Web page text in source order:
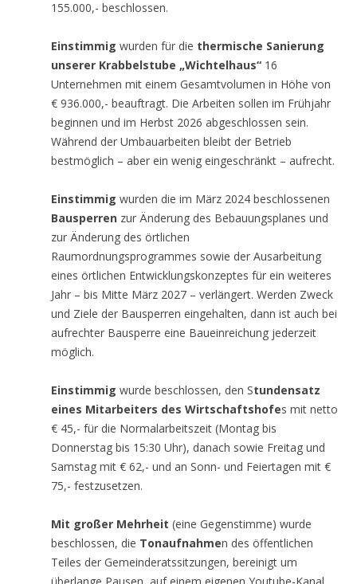
155.000,- beschlossen.
Einstimmig wurden für die thermische Sanierung
unserer Krabbelstube „Wichtelhaus“ 16
Unternehmen mit einem Gesamtvolumen in Höhe von
€ 936.000,- beauftragt. Die Arbeiten sollen im Frühjahr
beginnen und im Herbst 2026 abgeschlossen sein.
Während der Umbauarbeiten bleibt der Betrieb
bestmöglich – aber ein wenig eingeschränkt – aufrecht.
Einstimmig wurden die im März 2024 beschlossenen
Bausperren zur Änderung des Bebauungsplanes und
zur Änderung des örtlichen
Raumordnungsprogrammes sowie der Ausarbeitung
eines örtlichen Entwicklungskonzeptes für ein weiteres
Jahr – bis Mitte März 2027 – verlängert. Werden Zweck
und Ziele der Bausperren eingehalten, dann ist auch bei
aufrechter Bausperre eine Baueinreichung jederzeit
möglich.
Einstimmig wurde beschlossen, den Stundensatz
eines Mitarbeiters des Wirtschaftshofes mit netto
€ 45,- für die Normalarbeitszeit (Montag bis
Donnerstag bis 15:30 Uhr), danach sowie Freitag und
Samstag mit € 62,- und an Sonn- und Feiertagen mit €
75,- festzusetzen.
Mit großer Mehrheit (eine Gegenstimme) wurde
beschlossen, die Tonaufnahmen des öffentlichen
Teiles der Gemeinderatssitzungen, bereinigt um